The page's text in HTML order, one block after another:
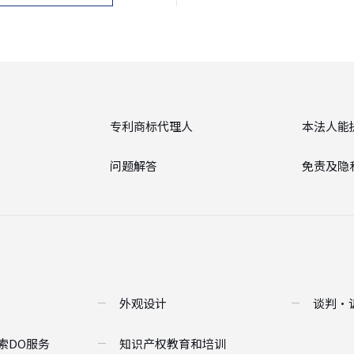
专利商标代理人
问题解答
本法人能
免责及隐
外观设计 谈判・
DO服务 知识产权教育和培训